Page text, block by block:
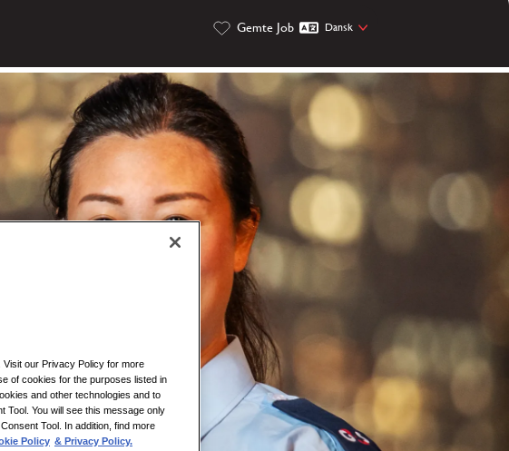
Gemte Job Dansk
our Privacy Policy for more
of cookies for the purposes listed in
and other technologies and to
You will see this message only
Tool. In addition, find more
Policy & Privacy Policy.